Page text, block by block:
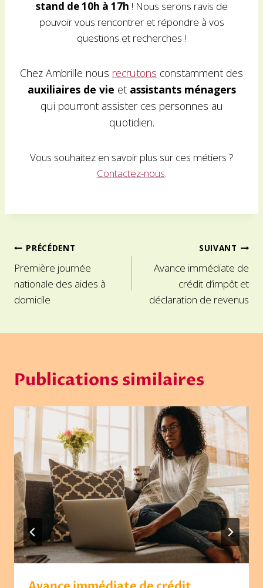
stand de 10h à 17h ! Nous serons ravis de
pouvoir vous rencontrer et répondre à vos
questions et recherches !
Chez Ambrille nous recrutons constamment des
auxiliaires de vie et assistants ménagers
qui pourront assister ces personnes au
quotidien.
Vous souhaitez en savoir plus sur ces métiers ?
Contactez-nous.
Navigation
de
l’article
PRÉCÉDENT
Première journée
nationale des aides à
domicile
SUIVANT
Avance immédiate de
crédit d’impôt et
déclaration de revenus
Publications similaires